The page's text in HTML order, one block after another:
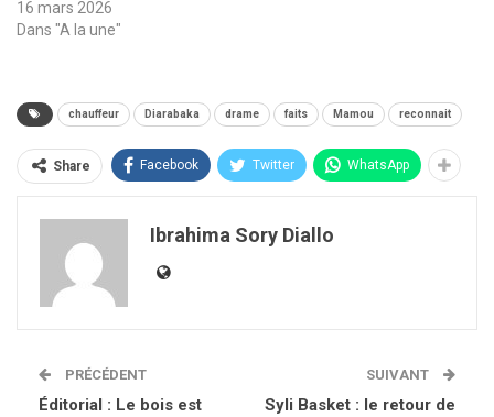
16 mars 2026
Dans "A la une"
chauffeur Diarabaka drame faits Mamou reconnait
Share Facebook Twitter WhatsApp
Ibrahima Sory Diallo
PRÉCÉDENT
Éditorial : Le bois est
SUIVANT
Syli Basket : le retour de